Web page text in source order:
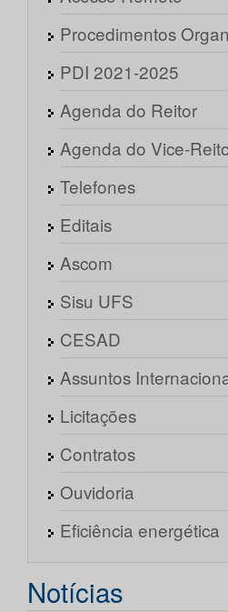
Procedimentos
PDI 2021-2025
Agenda do Reitor
Agenda do Vice-
Telefones
Editais
Ascom
Sisu UFS
CESAD
Assuntos
Licitações
Contratos
Ouvidoria
Eficiência energética
Notícias